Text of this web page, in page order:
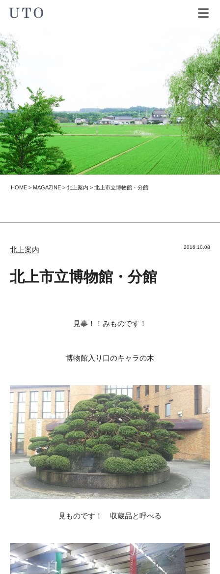
HOME > MAGAZINE >北上案内 >北上市立博物館・分館
2016.10.08
北上案内
北上市立博物館・分館
見事！！みものです！
博物館入り口のキャラの木
見ものです！ 収蔵品と呼べる